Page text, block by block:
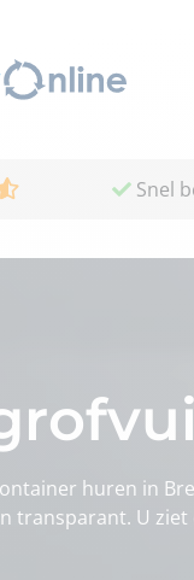
Snel
huren in
transparant. U